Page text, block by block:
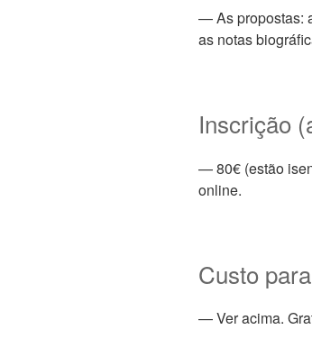
— As propostas:
as notas
Inscrição
— 80€ (estão
online.
Custo
— Ver acima.